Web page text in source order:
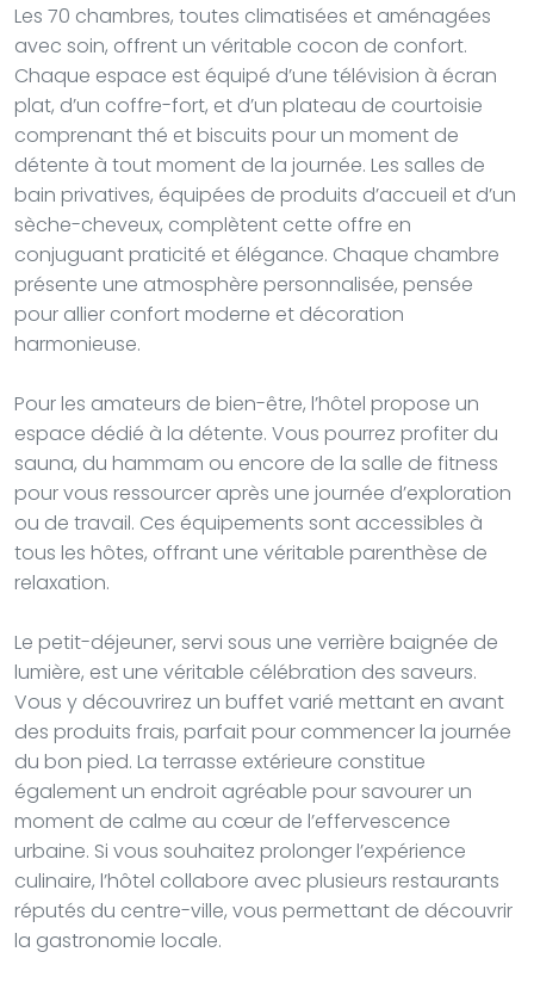
Les 70 chambres, toutes climatisées et aménagées
avec soin, offrent un véritable cocon de confort.
Chaque espace est équipé d’une télévision à écran
plat, d’un coffre-fort, et d’un plateau de courtoisie
comprenant thé et biscuits pour un moment de
détente à tout moment de la journée. Les salles de
bain privatives, équipées de produits d’accueil et d’un
sèche-cheveux, complètent cette offre en
conjuguant praticité et élégance. Chaque chambre
présente une atmosphère personnalisée, pensée
pour allier confort moderne et décoration
harmonieuse.
Pour les amateurs de bien-être, l’hôtel propose un
espace dédié à la détente. Vous pourrez profiter du
sauna, du hammam ou encore de la salle de fitness
pour vous ressourcer après une journée d’exploration
ou de travail. Ces équipements sont accessibles à
tous les hôtes, offrant une véritable parenthèse de
relaxation.
Le petit-déjeuner, servi sous une verrière baignée de
lumière, est une véritable célébration des saveurs.
Vous y découvrirez un buffet varié mettant en avant
des produits frais, parfait pour commencer la journée
du bon pied. La terrasse extérieure constitue
également un endroit agréable pour savourer un
moment de calme au cœur de l’effervescence
urbaine. Si vous souhaitez prolonger l’expérience
culinaire, l’hôtel collabore avec plusieurs restaurants
réputés du centre-ville, vous permettant de découvrir
la gastronomie locale.